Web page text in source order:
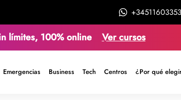
+34511603353
Emergencias Business Tech Centros ¿Por qué
límites, 100% online Ver cursos